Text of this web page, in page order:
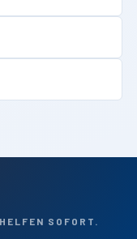
SOFORT.